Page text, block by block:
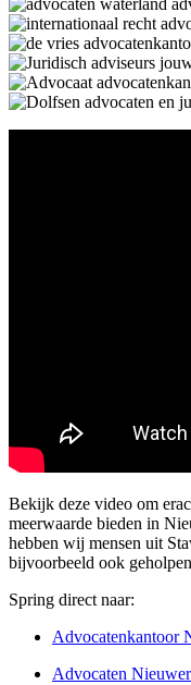
Bekijk deze video om
meerwaarde bieden in
hebben wij mensen uit
bijvoorbeeld ook
Spring direct naar:
Advocatenkantoor
Advocaten